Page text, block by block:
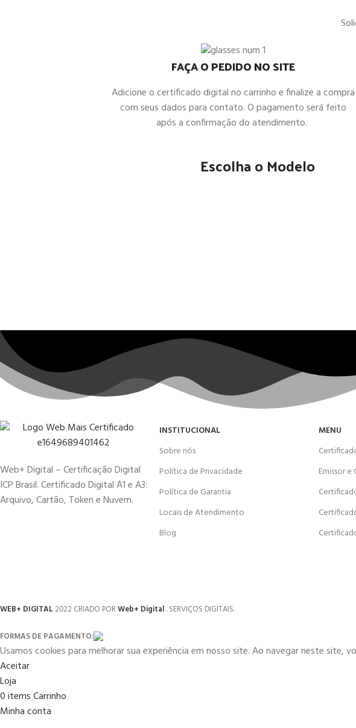
FAÇA O PEDIDO NO SITE
Adicione o certificado digital no carrinho e finalize a compra
com seus dados para contato. O pagamento será feito
após a confirmação do atendimento.
Escolha o Modelo
Web+ Digital – Certificação Digital
ICP Brasil. Certificado Digital A1 e A3:
Arquivo, Cartão, Token e Nuvem.
INSTITUCIONAL
Sobre nós
Política de Privacidade
Política de Garantia
Locais de Atendimento
Blog
MENU
Emissor
WEB+ DIGITAL 2022 CRIADO PORWeb+ Digital. SERVIÇOS DIGITAIS.
FORMAS DE PAGAMENTO:
Usamos cookies para melhorar sua experiência em nosso site. Ao navegar neste site,
Aceitar
Loja
0itemsCarrinho
Minha conta